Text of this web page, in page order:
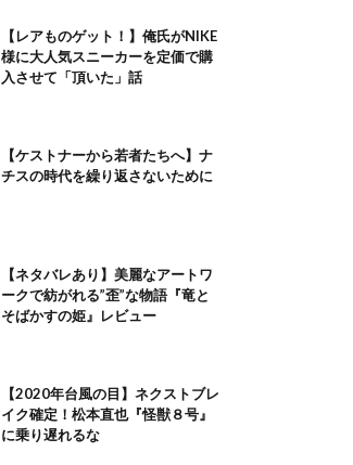
【レアものゲット！】俺氏がNIKE
様に大人気スニーカーを定価で購
入させて「頂いた」話
【ケストナーから若者たちへ】ナ
チスの時代を繰り返さないために
【ネタバレあり】美麗なアートワ
ークで紡がれる”歪”な物語『竜と
そばかすの姫』レビュー
【2020年台風の目】ネクストブレ
イク確定！松本直也『怪獣８号』
に乗り遅れるな